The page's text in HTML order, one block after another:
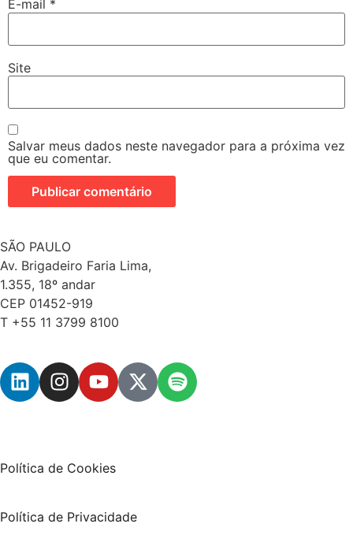
E-mail *
Site
Salvar meus dados neste navegador para a próxima vez
que eu comentar.
SÃO PAULO
Av. Brigadeiro Faria Lima,
1.355, 18º andar
CEP 01452-919
T +55 11 3799 8100
Política de Cookies
Política de Privacidade